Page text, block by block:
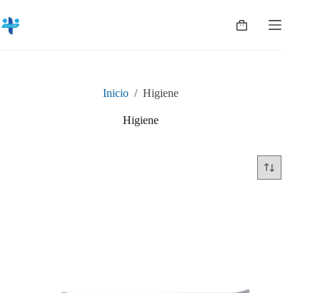
al
contenido
Shopping
Inicio / Higiene
Higiene